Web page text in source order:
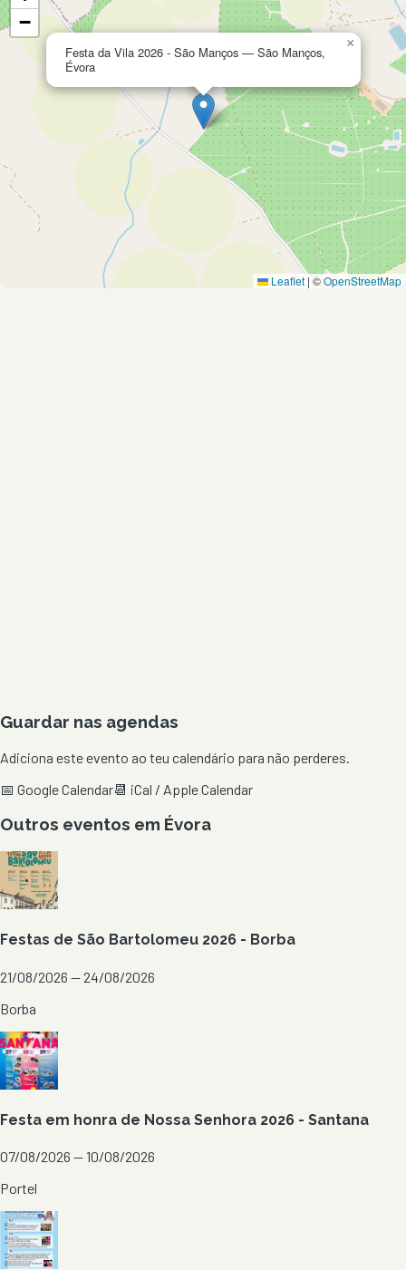
Festa da Vila 2026 - São Manços — São Manços,
Évora
×
−
Leaflet | ©OpenStreetMap
Guardar nas agendas
Adiciona este evento ao teu calendário para não perderes.
📅 Google Calendar📆 iCal / Apple Calendar
Outros eventos em Évora
Festas de São Bartolomeu 2026 - Borba
21/08/2026 — 24/08/2026
Borba
Festa em honra de Nossa Senhora 2026 - Santana
07/08/2026 — 10/08/2026
Portel